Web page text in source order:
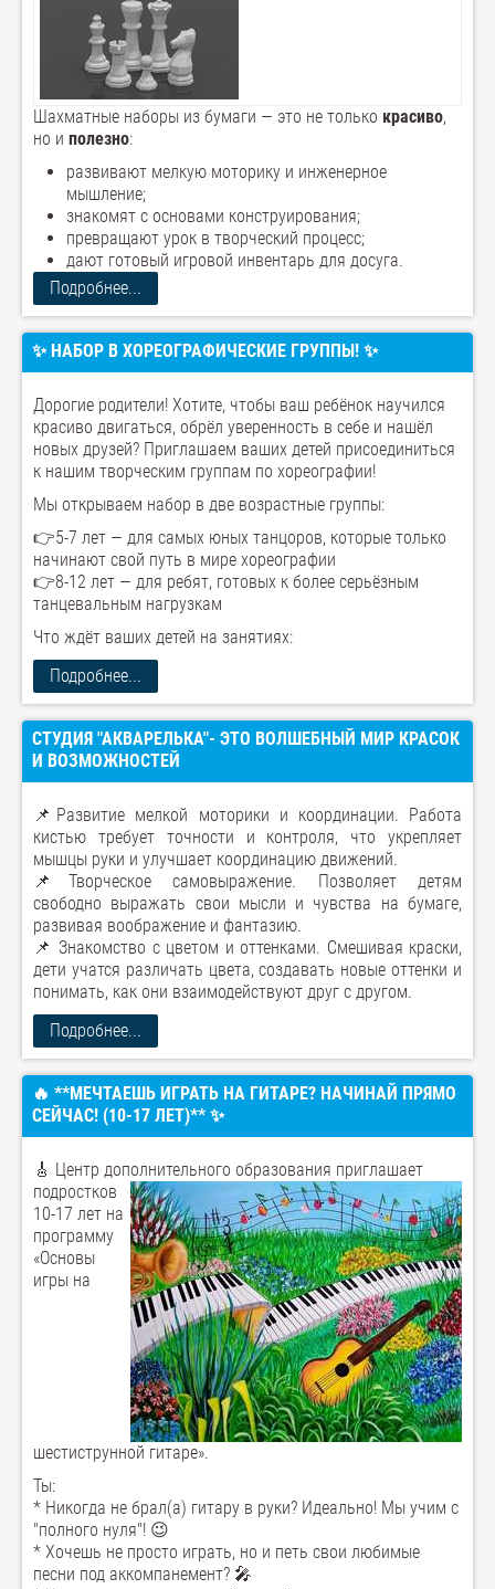
Шахматные наборы из бумаги — это не только красиво,
но и полезно:
развивают мелкую моторику и инженерное
мышление;
знакомят с основами конструирования;
превращают урок в творческий процесс;
дают готовый игровой инвентарь для досуга.
Подробнее...
✨ НАБОР В ХОРЕОГРАФИЧЕСКИЕ ГРУППЫ! ✨
Дорогие родители! Хотите, чтобы ваш ребёнок научился
красиво двигаться, обрёл уверенность в себе и нашёл
новых друзей? Приглашаем ваших детей присоединиться
к нашим творческим группам по хореографии!
Мы открываем набор в две возрастные группы:
👉5-7 лет — для самых юных танцоров, которые только
начинают свой путь в мире хореографии
👉8-12 лет — для ребят, готовых к более серьёзным
танцевальным нагрузкам
Что ждёт ваших детей на занятиях:
Подробнее...
СТУДИЯ "АКВАРЕЛЬКА"- ЭТО ВОЛШЕБНЫЙ МИР КРАСОК
И ВОЗМОЖНОСТЕЙ
📌Развитие мелкой моторики и координации. Работа
кистью требует точности и контроля, что укрепляет
мышцы руки и улучшает координацию движений.
📌Творческое самовыражение. Позволяет детям
свободно выражать свои мысли и чувства на бумаге,
развивая воображение и фантазию.
📌 Знакомство с цветом и оттенками. Смешивая краски,
дети учатся различать цвета, создавать новые оттенки и
понимать, как они взаимодействуют друг с другом.
Подробнее...
🔥 **МЕЧТАЕШЬ ИГРАТЬ НА ГИТАРЕ? НАЧИНАЙ ПРЯМО
СЕЙЧАС! (10-17 ЛЕТ)** ✨
🎸 Центр дополнительного образования приглашает
подростков
10-17 лет на
программу
«Основы
игры на
шестиструнной гитаре».
Ты:
* Никогда не брал(а) гитару в руки? Идеально! Мы учим с
"полного нуля"! 😉
* Хочешь не просто играть, но и петь свои любимые
песни под аккомпанемент? 🎤